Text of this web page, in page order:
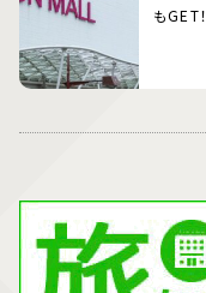
もGET！